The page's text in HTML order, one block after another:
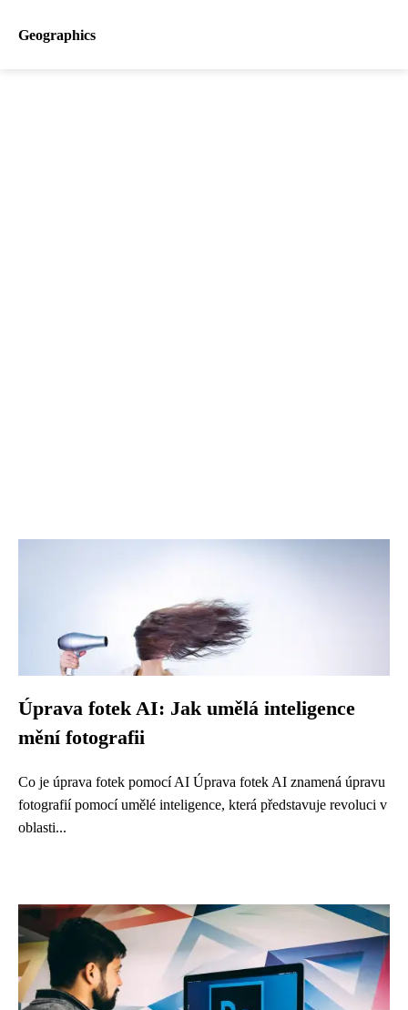
Geographics
Úprava fotek AI: Jak umělá inteligence
mění fotografii
Co je úprava fotek pomocí AI Úprava fotek AI znamená úpravu
fotografií pomocí umělé inteligence, která představuje revoluci v
oblasti...